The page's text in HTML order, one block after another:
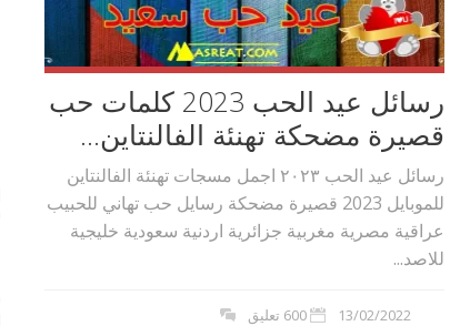
رسائل عيد الحب 2023 كلمات حب
قصيرة مضحكة تهنئة الفالنتاين...
رسائل عيد الحب ٢٠٢۳ اجمل مسجات تهنئة الفالنتاين
للموبايل 2023 قصيرة مضحكة رسايل حب تهاني للحبيب
عراقية مصرية مغربية جزائرية اردنية سعودية خليجية
للاصد...
13/02/2022 600 تعليق